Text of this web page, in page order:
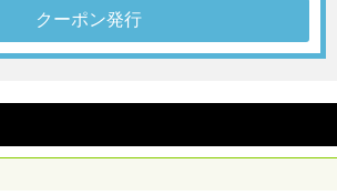
併用は不可
クーポン発行